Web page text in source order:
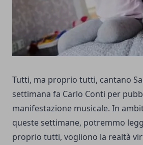
Tutti, ma proprio tutti, cantano
settimana fa Carlo Conti per
manifestazione musicale. In
queste settimane, potremmo
proprio tutti, vogliono la realtà